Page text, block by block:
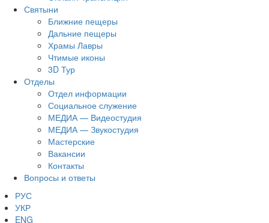
Святыни
Ближние пещеры
Дальние пещеры
Храмы Лавры
Чтимые иконы
3D Тур
Отделы
Отдел информации
Социальное служение
МЕДИА — Видеостудия
МЕДИА — Звукостудия
Мастерские
Вакансии
Контакты
Вопросы и ответы
РУС
УКР
ENG